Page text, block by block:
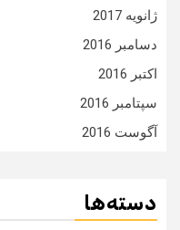
ژانویه 2017
دسامبر 2016
اکتبر 2016
سپتامبر 2016
آگوست 2016
دسته‌ها